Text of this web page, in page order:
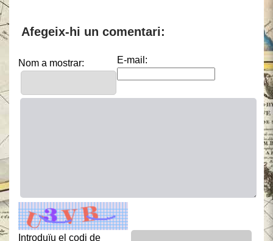
Afegeix-hi un comentari:
Nom a mostrar: E-mail:
Introduïu el codi de